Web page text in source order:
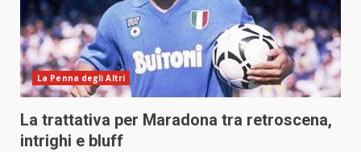
La Penna degli Altri
La trattativa per Maradona tra retroscena,
intrighi e bluff